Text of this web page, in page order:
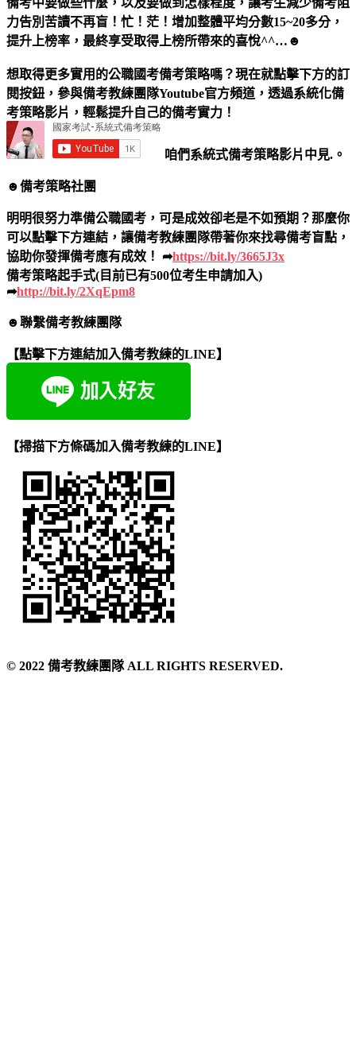
備考中要做些什麼，以及要做到怎樣程度，讓考生減少備考阻
力告別苦讀不再盲！忙！茫！增加整體平均分數15~20多分，
提升上榜率，最終享受取得上榜所帶來的喜悅^^… ☻
想取得更多實用的公職國考備考策略嗎？現在就點擊下方的訂
閱按鈕，參與備考教練團隊Youtube官方頻道，透過系統化備
考策略影片，輕鬆提升自己的備考實力！
咱們系統式備考策略影片中見.。
☻備考策略社團
明明很努力準備公職國考，可是成效卻老是不如預期？那麼你
可以點擊下方連結，讓備考教練團隊帶著你來找尋備考盲點，
協助你發揮備考應有成效！ ➦https://bit.ly/3665J3x
備考策略起手式(目前已有500位考生申請加入)
➦http://bit.ly/2XqEpm8
☻聯繫備考教練團隊
【點擊下方連結加入備考教練的LINE】
【掃描下方條碼加入備考教練的LINE】
©️ 2022 備考教練團隊 ALL RIGHTS RESERVED.